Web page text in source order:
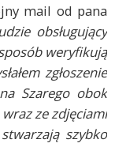
mail od pana
obsługujący
weryfikują
zgłoszenie
Szarego obok
ze zdjęciami
szybko